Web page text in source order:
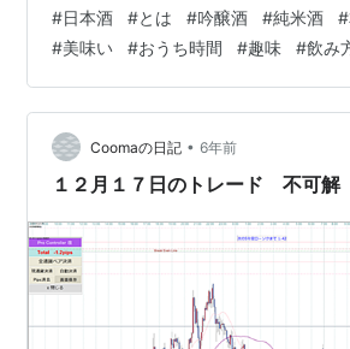
ら勧められ興味を抱いたのが、「日本
今まで、お店で出されて飲むことはあ
興味を持って飲むことはありませんで
機会だと思い日本酒について調べてみ
方はぜひご参考にして頂ければと思い
は？ 日本酒とは、米と麹…
#日本酒 #とは #吟醸酒 #純米酒 #
#美味い #おうち時間 #趣味 #飲み
Coomaの日記 • 6年前
１２月１７日のトレード 不可解